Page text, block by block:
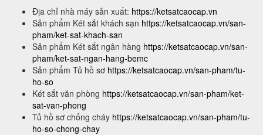
Địa chỉ nhà máy sản xuất: https://ketsatcaocap.vn
Sản phẩm Két sắt khách sạn https://ketsatcaocap.vn/san-
pham/ket-sat-khach-san
Sản phẩm Két sắt ngân hàng https://ketsatcaocap.vn/san-
pham/ket-sat-ngan-hang-bemc
Sản phẩm Tủ hồ sơ https://ketsatcaocap.vn/san-pham/tu-
ho-so
Két sắt văn phòng https://ketsatcaocap.vn/san-pham/ket-
sat-van-phong
Tủ hồ sơ chống cháy https://ketsatcaocap.vn/san-pham/tu-
ho-so-chong-chay